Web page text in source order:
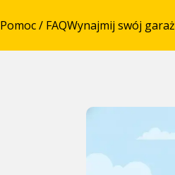
Pomoc / FAQWynajmij swój garaż